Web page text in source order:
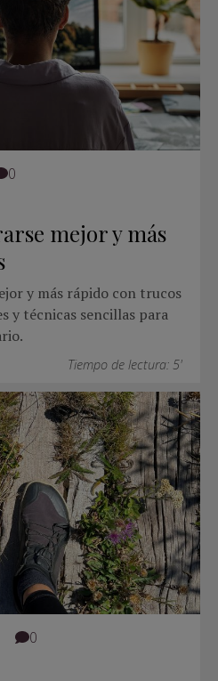
0
mejor y más
y más rápido con trucos
y técnicas sencillas para
Tiempo de lectura: 5'
0